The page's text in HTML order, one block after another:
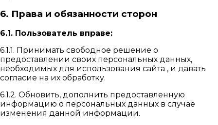
6. Права и обязанности сторон
6.1. Пользователь вправе:
6.1.1. Принимать свободное решение о
предоставлении своих персональных данных,
необходимых для использования сайта , и давать
согласие на их обработку.
6.1.2. Обновить, дополнить предоставленную
информацию о персональных данных в случае
изменения данной информации.